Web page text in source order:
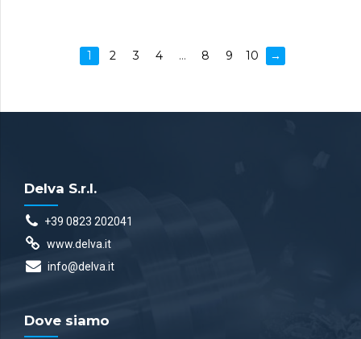
1 2 3 4 … 8 9 10 →
Delva S.r.l.
+39 0823 202041
www.delva.it
info@delva.it
Dove siamo